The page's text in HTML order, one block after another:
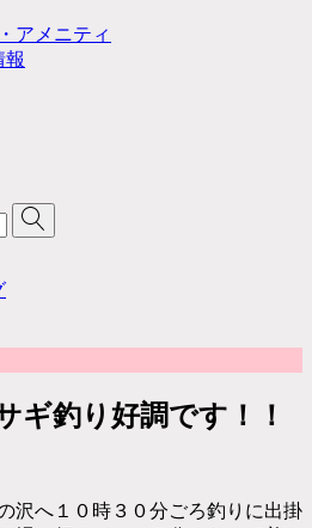
アメニティ
報
ギ釣り好調です！！
沢へ１０時３０分ごろ釣りに出掛